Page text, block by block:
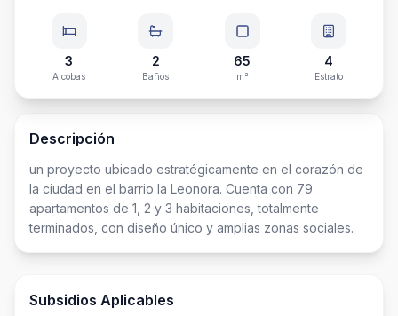
3
Alcobas
2
Baños
65
m²
4
Estrato
Descripción
un proyecto ubicado estratégicamente en el corazón de
la ciudad en el barrio la Leonora. Cuenta con 79
apartamentos de 1, 2 y 3 habitaciones, totalmente
terminados, con diseño único y amplias zonas sociales.
Subsidios Aplicables